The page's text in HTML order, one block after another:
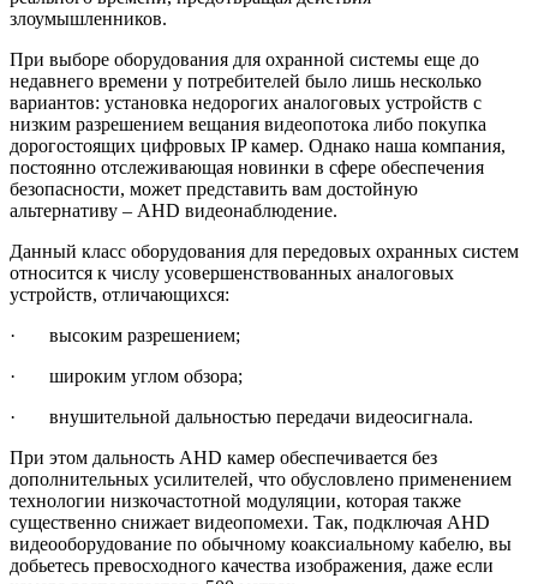
злоумышленников.
При выборе оборудования для охранной системы еще до
недавнего времени у потребителей было лишь несколько
вариантов: установка недорогих аналоговых устройств с
низким разрешением вещания видеопотока либо покупка
дорогостоящих цифровых IP камер. Однако наша компания,
постоянно отслеживающая новинки в сфере обеспечения
безопасности, может представить вам достойную
альтернативу – AHD видеонаблюдение.
Данный класс оборудования для передовых охранных систем
относится к числу усовершенствованных аналоговых
устройств, отличающихся:
· высоким разрешением;
· широким углом обзора;
· внушительной дальностью передачи видеосигнала.
При этом дальность AHD камер обеспечивается без
дополнительных усилителей, что обусловлено применением
технологии низкочастотной модуляции, которая также
существенно снижает видеопомехи. Так, подключая AHD
видеооборудование по обычному коаксиальному кабелю, вы
добьетесь превосходного качества изображения, даже если